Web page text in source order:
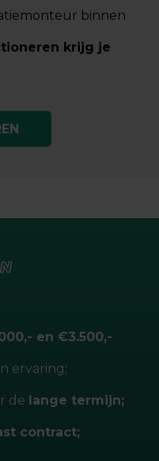
binnen
krijg je
en €3.500,-
ervaring;
de lange termijn;
contract;